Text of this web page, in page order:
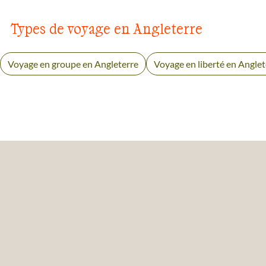
Types de voyage en Angleterre
Voyage en groupe en Angleterre Voyage en liberté en